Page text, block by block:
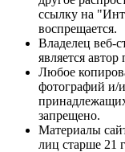
ссылку на
воспрещается.
Владелец веб-
является
Любое
фотографий и/
запрещено.
Материалы
лиц старше 21